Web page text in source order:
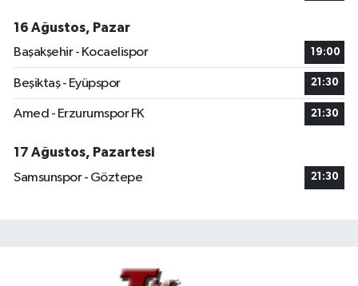
16 Ağustos, Pazar
Başakşehir - Kocaelispor
19:00
Beşiktaş - Eyüpspor 21:30
Amed - Erzurumspor FK 21:30
17 Ağustos, Pazartesi
Samsunspor - Göztepe
21:30